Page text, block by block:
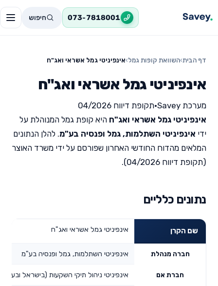
073-7818001 חיפוש
דף הבית›השוואת קופות גמל›אינפיניטי גמל אשראי ואג"ח
אינפיניטי גמל אשראי ואג"ח
מערכת Savey •תקופת דיווח 04/2026
אינפיניטי גמל אשראי ואג"ח היא קופת גמל המנוהלת על
ידי אינפיניטי השתלמות, גמל ופנסיה בע"מ. להלן הנתונים
המלאים מהדוח החודשי האחרון שפורסם על ידי משרד האוצר
(תקופת דיווח 04/2026).
נתונים כלליים
שם הקרן אינפיניטי גמל אשראי ואג"ח
חברה מנהלת אינפיניטי השתלמות, גמל ופנסיה בע"מ
חברת אם אינפיניטי ניהול תיקי השקעות (בישראל